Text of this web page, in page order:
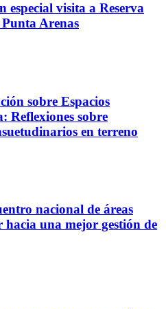
especial visita a Reserva
Arenas
sobre Espacios
Reflexiones sobre
en terreno
nacional de áreas
una mejor gestión de